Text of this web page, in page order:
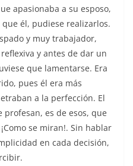
apasionaba a su esposo,
él, pudiese realizarlos.
y muy trabajador,
y antes de dar un
que lamentarse. Era
pues él era más
a la perfección. El
es de esos, que
se miran!. Sin hablar
en cada decisión,